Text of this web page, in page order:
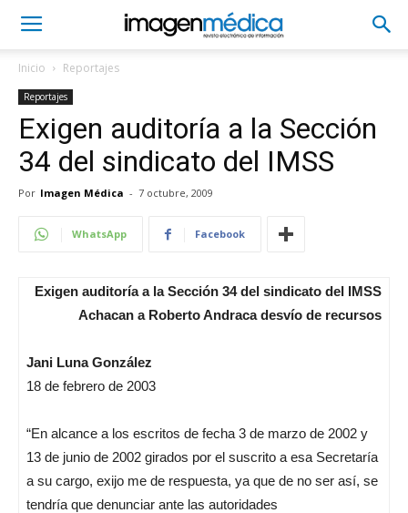
Inicio Reportajes
Reportajes
Exigen auditoría a la Sección
34 del sindicato del IMSS
Por Imagen Médica - 7 octubre, 2009
WhatsApp Facebook
Exigen auditoría a la Sección 34 del sindicato del IMSS
Achacan a Roberto Andraca desvío de recursos
Jani Luna González
18 de febrero de 2003
“En alcance a los escritos de fecha 3 de marzo de 2002 y
13 de junio de 2002 girados por el suscrito a esa Secretaría
a su cargo, exijo me de respuesta, ya que de no ser así, se
tendría que denunciar ante las autoridades